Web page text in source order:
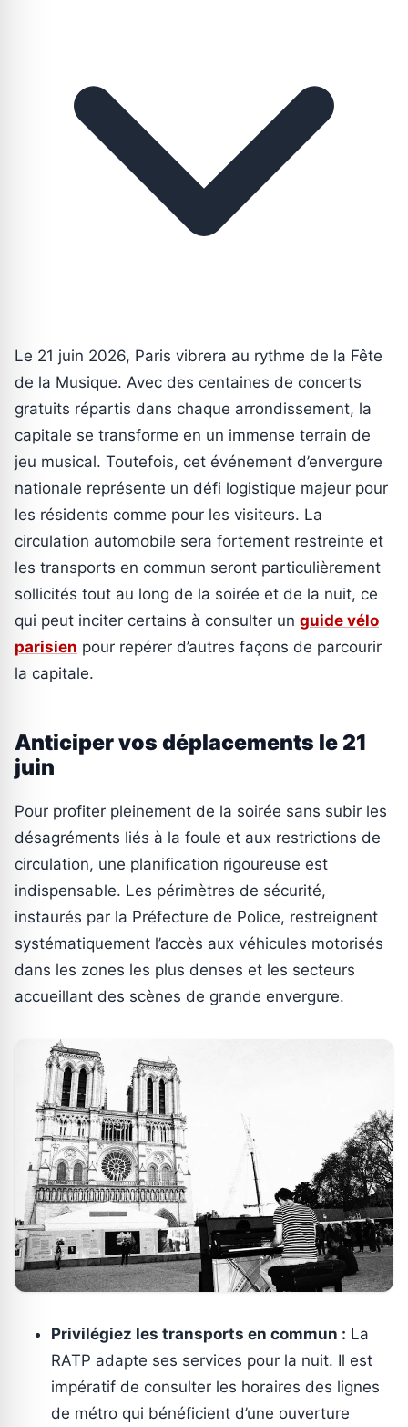
Le 21 juin 2026, Paris vibrera au rythme de la Fête
de la Musique. Avec des centaines de concerts
gratuits répartis dans chaque arrondissement, la
capitale se transforme en un immense terrain de
jeu musical. Toutefois, cet événement d’envergure
nationale représente un défi logistique majeur pour
les résidents comme pour les visiteurs. La
circulation automobile sera fortement restreinte et
les transports en commun seront particulièrement
sollicités tout au long de la soirée et de la nuit, ce
qui peut inciter certains à consulter un guide vélo
parisien pour repérer d’autres façons de parcourir
la capitale.
Anticiper vos déplacements le 21
juin
Pour profiter pleinement de la soirée sans subir les
désagréments liés à la foule et aux restrictions de
circulation, une planification rigoureuse est
indispensable. Les périmètres de sécurité,
instaurés par la Préfecture de Police, restreignent
systématiquement l’accès aux véhicules motorisés
dans les zones les plus denses et les secteurs
accueillant des scènes de grande envergure.
Privilégiez les transports en commun : La
RATP adapte ses services pour la nuit. Il est
impératif de consulter les horaires des lignes
de métro qui bénéficient d’une ouverture